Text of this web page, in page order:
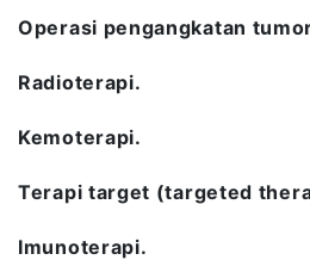
Operasi pengangkatan
Radioterapi.
Kemoterapi.
Terapi target (targeted
Imunoterapi.